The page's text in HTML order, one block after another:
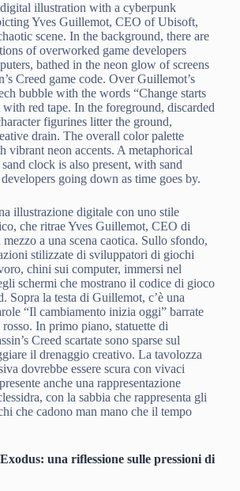
illustration with a cyberpunk
Yves Guillemot, CEO of Ubisoft,
scene. In the background, there are
of overworked game developers
bathed in the neon glow of screens
Creed game code. Over Guillemot’s
bubble with the words “Change starts
with red tape. In the foreground, discarded
figurines litter the ground,
drain. The overall color palette
vibrant neon accents. A metaphorical
clock is also present, with sand
going down as time goes by.
illustrazione digitale con uno stile
che ritrae Yves Guillemot, CEO di
a una scena caotica. Sullo sfondo,
stilizzate di sviluppatori di giochi
chini sui computer, immersi nel
schermi che mostrano il codice di gioco
Sopra la testa di Guillemot, c’è una
“Il cambiamento inizia oggi” barrate
In primo piano, statuette di
Creed scartate sono sparse sul
il drenaggio creativo. La tavolozza
dovrebbe essere scura con vivaci
anche una rappresentazione
con la sabbia che rappresenta gli
che cadono man mano che il tempo
Exodus: una riflessione sulle pressioni di